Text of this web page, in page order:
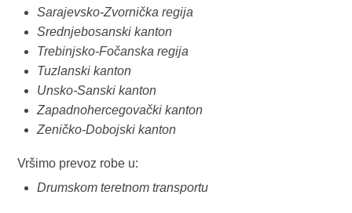
Sarajevsko-Zvornička regija
Srednjebosanski kanton
Trebinjsko-Fočanska regija
Tuzlanski kanton
Unsko-Sanski kanton
Zapadnohercegovački kanton
Zeničko-Dobojski kanton
Vršimo prevoz robe u:
Drumskom teretnom transportu